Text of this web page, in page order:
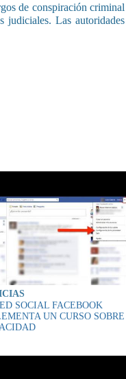
de conspiración criminal
Las autoridades
SOCIAL FACEBOOK
UN CURSO SOBRE